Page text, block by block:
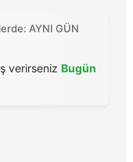
AYNI GÜN
verirseniz Bugün